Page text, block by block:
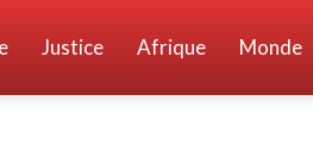
Justice Afrique Monde